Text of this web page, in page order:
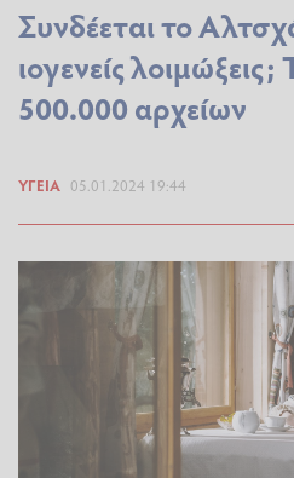
Συνδέεται το
ιογενείς λοιμώξεις;
500.000 αρχείων
ΥΓΕΊΑ 05.01.2024 19:44